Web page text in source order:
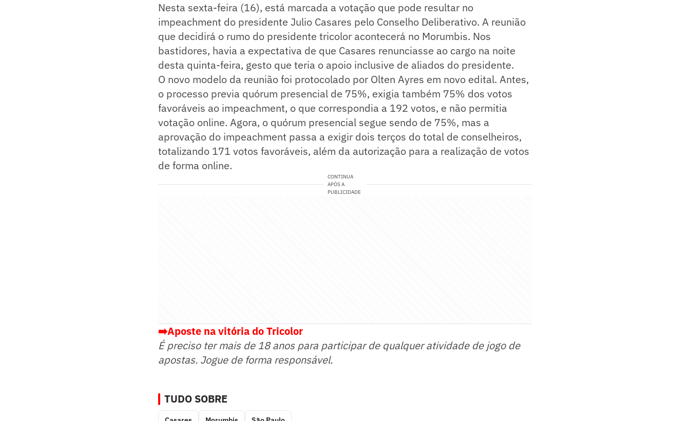
Nesta sexta-feira (16), está marcada a votação que pode resultar no
impeachment do presidente Julio Casares pelo Conselho Deliberativo. A reunião
que decidirá o rumo do presidente tricolor acontecerá no Morumbis. Nos
bastidores, havia a expectativa de que Casares renunciasse ao cargo na noite
desta quinta-feira, gesto que teria o apoio inclusive de aliados do presidente.
O novo modelo da reunião foi protocolado por Olten Ayres em novo edital. Antes,
o processo previa quórum presencial de 75%, exigia também 75% dos votos
favoráveis ao impeachment, o que correspondia a 192 votos, e não permitia
votação online. Agora, o quórum presencial segue sendo de 75%, mas a
aprovação do impeachment passa a exigir dois terços do total de conselheiros,
totalizando 171 votos favoráveis, além da autorização para a realização de votos
de forma online.
CONTINUA
APÓS A
PUBLICIDADE
➡️Aposte na vitória do Tricolor
É preciso ter mais de 18 anos para participar de qualquer atividade de jogo de
apostas. Jogue de forma responsável.
TUDO SOBRE